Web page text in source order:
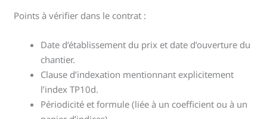
Points à vérifier dans le contrat :
Date d’établissement du prix et date d’ouverture du
chantier.
Clause d’indexation mentionnant explicitement
l’index TP10d.
Périodicité et formule (liée à un coefficient ou à un